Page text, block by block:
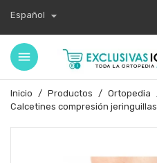
Español 
Inicio Productos Ortopedia
Calcetines compresión jeringuillas